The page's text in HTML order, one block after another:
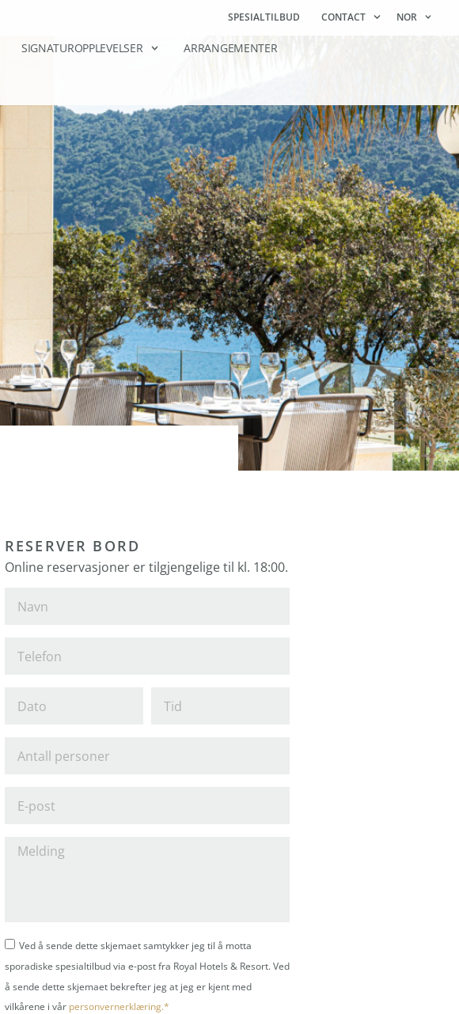
SPESIALTILBUD CONTACT NOR
SIGNATUROPPLEVELSER ARRANGEMENTER
RESERVER BORD
Online reservasjoner er tilgjengelige til kl. 18:00.
Ved å sende dette skjemaet samtykker jeg til å motta
sporadiske spesialtilbud via e-post fra Royal Hotels & Resort. Ved
å sende dette skjemaet bekrefter jeg at jeg er kjent med
vilkårene i vår personvernerklæring.*